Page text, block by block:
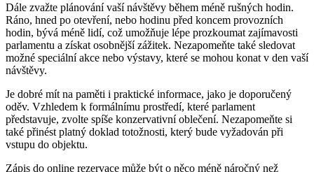
Dále zvažte plánování vaší návštěvy během méně rušných hodin.
Ráno, hned po otevření, nebo hodinu před koncem provozních
hodin, bývá méně lidí, což umožňuje lépe prozkoumat zajímavosti
parlamentu a získat osobnější zážitek. Nezapomeňte také sledovat
možné speciální akce nebo výstavy, které se mohou konat v den vaší
návštěvy.
Je dobré mít na paměti i praktické informace, jako je doporučený
oděv. Vzhledem k formálnímu prostředí, které parlament
představuje, zvolte spíše konzervativní oblečení. Nezapomeňte si
také přinést platný doklad totožnosti, který bude vyžadován při
vstupu do objektu.
Zápis do online rezervace může být o něco méně náročný než